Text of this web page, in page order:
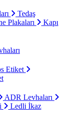
Tedaş
Plakaları
Kapı
Etiket
ADR Levhaları
Ledli İkaz